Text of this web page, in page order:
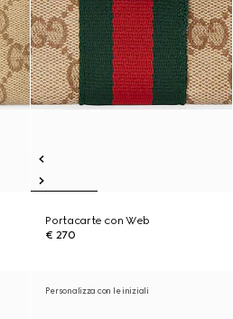
Portacarte con Web
€ 270
Personalizza con le iniziali